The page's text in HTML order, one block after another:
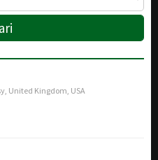
United Kingdom USA